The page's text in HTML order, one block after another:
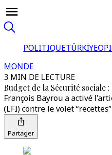
POLITIQUETÜRKİYE
MONDE
3 MIN DE LECTURE
Budget de la Sécurité sociale
François Bayrou a activé
(LFI) contre le volet
Partager